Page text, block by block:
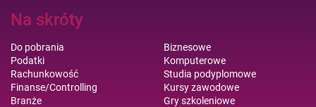
Na skróty
Do pobrania
Podatki
Rachunkowość
Finanse/Controlling
Branże
Biznesowe
Komputerowe
Studia podyplomowe
Kursy zawodowe
Gry szkoleniowe